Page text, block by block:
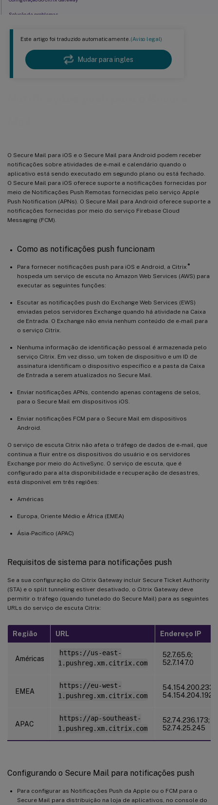
Este artigo foi traduzido automaticamente.(Aviso legal)
Mudar para ingles
O Secure Mail para iOS e o Secure Mail para Android podem receber
notificações sobre atividades de e-mail e calendário quando o
aplicativo está sendo executado em segundo plano ou está fechado.
O Secure Mail para iOS oferece suporte a notificações fornecidas por
meio de Notificações Push Remotas fornecidas pelo serviço Apple
Push Notification (APNs). O Secure Mail para Android oferece suporte a
notificações fornecidas por meio do serviço Firebase Cloud
Messaging (FCM).
Como as notificações push funcionam
Para fornecer notificações push para iOS e Android, a Citrix ®
hospeda um serviço de escuta no Amazon Web Services (AWS) para
executar as seguintes funções:
Escutar as notificações push do Exchange Web Services (EWS)
enviadas pelos servidores Exchange quando há atividade na Caixa
de Entrada. O Exchange não envia nenhum conteúdo de e-mail para
o serviço Citrix.
Nenhuma informação de identificação pessoal é armazenada pelo
serviço Citrix. Em vez disso, um token de dispositivo e um ID de
assinatura identificam o dispositivo específico e a pasta da Caixa
de Entrada a serem atualizados no Secure Mail.
Enviar notificações APNs, contendo apenas contagens de selos,
para o Secure Mail em dispositivos iOS.
Enviar notificações FCM para o Secure Mail em dispositivos
Android.
O serviço de escuta Citrix não afeta o tráfego de dados de e-mail, que
continua a fluir entre os dispositivos do usuário e os servidores
Exchange por meio do ActiveSync. O serviço de escuta, que é
configurado para alta disponibilidade e recuperação de desastres,
está disponível em três regiões:
Américas
Europa, Oriente Médio e África (EMEA)
Ásia-Pacífico (APAC)
Requisitos de sistema para notificações push
Se a sua configuração do Citrix Gateway incluir Secure Ticket Authority
(STA) e o split tunneling estiver desativado, o Citrix Gateway deve
permitir o tráfego (quando tunelado do Secure Mail) para as seguintes
URLs do serviço de escuta Citrix:
Região URL Endereço IP
Américas
https://us-east-
1.pushreg.xm.citrix.com
52.7.65.6;
52.7.147.0
EMEA
https://eu-west-
1.pushreg.xm.citrix.com
54.154.200.233;
54.154.204.192
APAC
https://ap-southeast-
1.pushreg.xm.citrix.com
52.74.236.173;
52.74.25.245
Configurando o Secure Mail para notificações push
Para configurar as Notificações Push da Apple ou o FCM para o
Secure Mail para distribuição na loja de aplicativos, no console do
Solução de problemas
Perguntas frequentes sobre notificações push do Secure Mail